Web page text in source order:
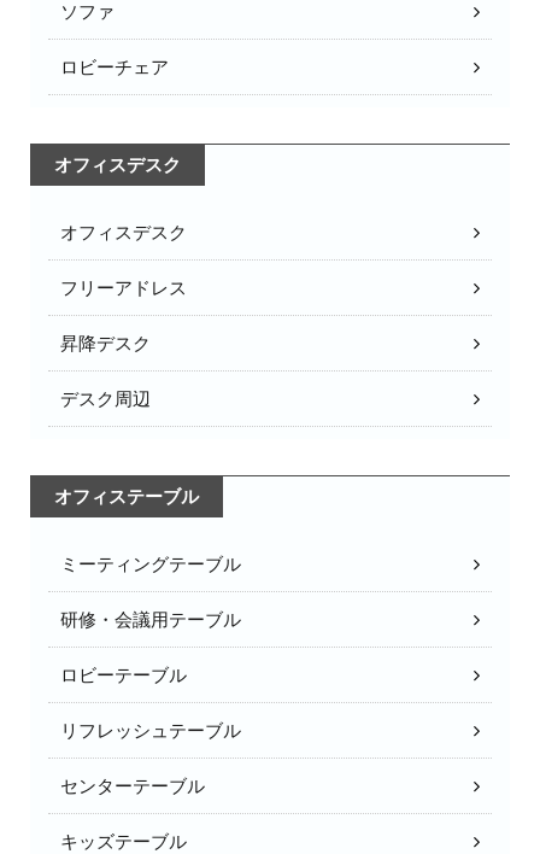
ソファ
ロビーチェア
オフィスデスク
オフィスデスク
フリーアドレス
昇降デスク
デスク周辺
オフィステーブル
ミーティングテーブル
研修・会議用テーブル
ロビーテーブル
リフレッシュテーブル
センターテーブル
キッズテーブル